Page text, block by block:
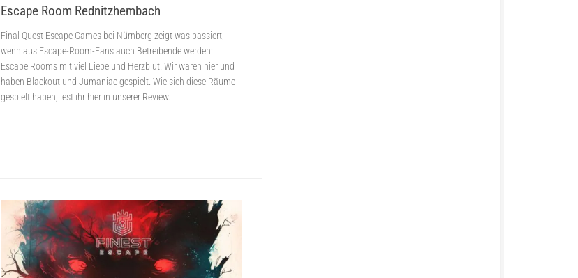
Escape Room Rednitzhembach
Final Quest Escape Games bei Nürnberg zeigt was passiert,
wenn aus Escape-Room-Fans auch Betreibende werden:
Escape Rooms mit viel Liebe und Herzblut. Wir waren hier und
haben Blackout und Jumaniac gespielt. Wie sich diese Räume
gespielt haben, lest ihr hier in unserer Review.